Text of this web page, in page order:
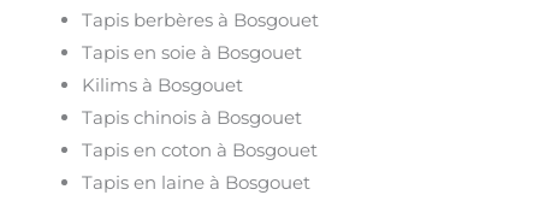
Tapis berbères à Bosgouet
Tapis en soie à Bosgouet
Kilims à Bosgouet
Tapis chinois à Bosgouet
Tapis en coton à Bosgouet
Tapis en laine à Bosgouet